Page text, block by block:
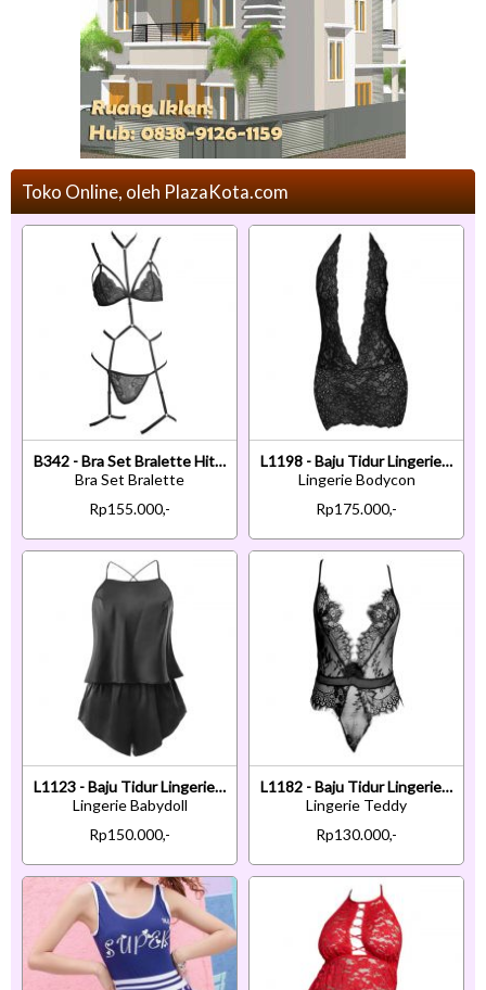
Toko Online, oleh PlazaKota.com
B342 - Bra Set Bralette Hitam Transparan Celana Dalam Tali Garter
Bra Set Bralette
Rp155.000,-
L1198 - Baju Tidur Lingerie Bodycon Sheath Dress Halter Hitam Transparan Belahan Dada Rendah
Lingerie Bodycon
Rp175.000,-
L1123 - Baju Tidur Lingerie Babydoll Mini Dress Tali Silang Hitam Ikat Belakang Celana Pendek
Lingerie Babydoll
Rp150.000,-
L1182 - Baju Tidur Lingerie Teddy Bodysuit Dress Tali Silang Hitam Transparan Belahan Dada Rendah
Lingerie Teddy
Rp130.000,-